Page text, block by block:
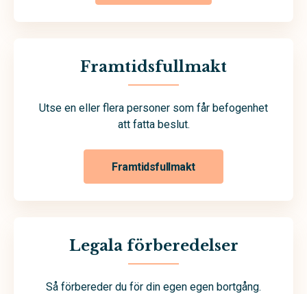
Framtidsfullmakt
Utse en eller flera personer som får befogenhet
att fatta beslut.
Framtidsfullmakt
Legala förberedelser
Så förbereder du för din egen egen bortgång.